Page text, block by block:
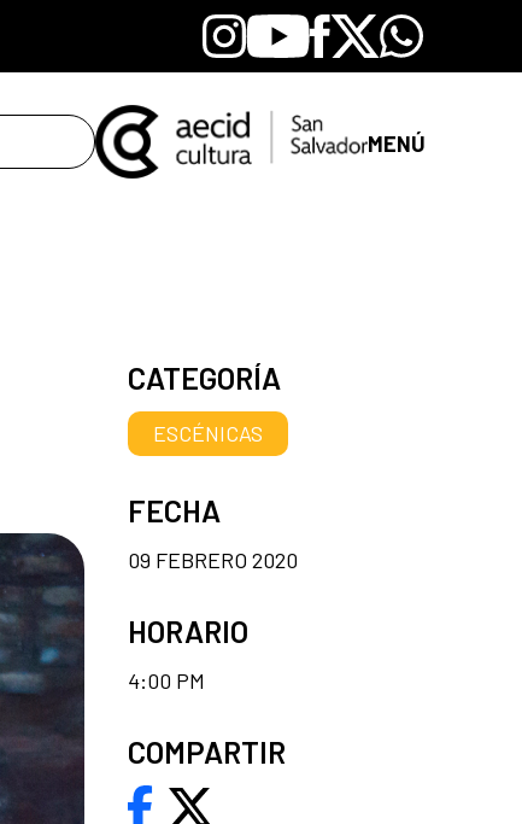
Instagram
YoutubeFacebook
X Whatsapp
MENÚ
CATEGORÍA
ESCÉNICAS
FECHA
09 FEBRERO 2020
HORARIO
4:00 PM
COMPARTIR